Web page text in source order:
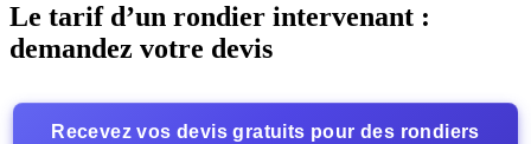
Le tarif d’un rondier intervenant :
demandez votre devis
Recevez vos devis gratuits pour des rondiers